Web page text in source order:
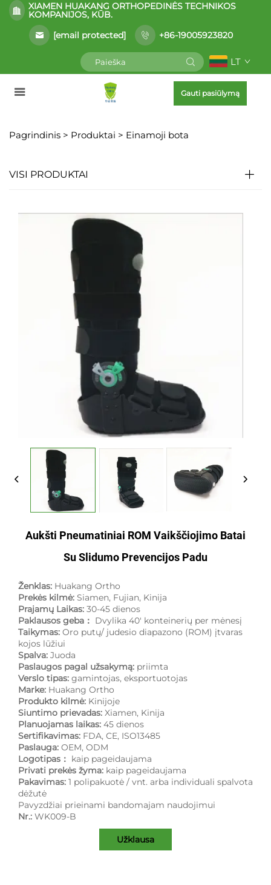
XIAMEN HUAKANG ORTHOPEDINĖS TECHNIKOS
KOMPANIJOS, KŪB.
[email protected]
+86-19005923820
LT
Gauti pasiūlymą
Pagrindinis > Produktai > Einamoji bota
VISI PRODUKTAI
Aukšti Pneumatiniai ROM Vaikščiojimo Batai
Su Slidumo Prevencijos Padu
Ženklas: Huakang Ortho
Prekės kilmė: Siamen, Fujian, Kinija
Prajamų Laikas: 30-45 dienos
Paklausos geba： Dvylika 40' konteinerių per mėnesį
Taikymas: Oro putų/ judesio diapazono (ROM) įtvaras
kojos lūžiui
Spalva: Juoda
Paslaugos pagal užsakymą: priimta
Verslo tipas: gamintojas, eksportuotojas
Marke: Huakang Ortho
Produkto kilmė: Kinijoje
Siuntimo prievadas: Xiamen, Kinija
Planuojamas laikas: 45 dienos
Sertifikavimas: FDA, CE, ISO13485
Paslauga: OEM, ODM
Logotipas： kaip pageidaujama
Privati prekės žyma: kaip pageidaujama
Pakavimas: 1 polipakuotė / vnt. arba individuali spalvota
dėžutė
Pavyzdžiai prieinami bandomajam naudojimui
Nr.: WK009-B
Užklausa